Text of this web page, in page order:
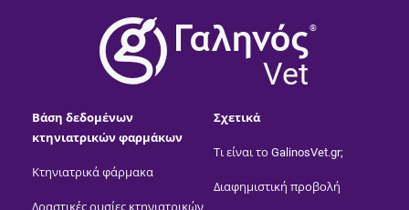
®
Vet
Βάση δεδομένων
κτηνιατρικών φαρμάκων
Κτηνιατρικά φάρμακα
Δραστικές ουσίες κτηνιατρικών
Σχετικά
Τι είναι το GalinosVet.gr;
Διαφημιστική προβολή